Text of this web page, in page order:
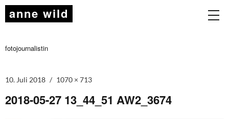
anne wild
fotojournalistin
10. Juli 2018 1070 × 713
2018-05-27 13_44_51 AW2_3674